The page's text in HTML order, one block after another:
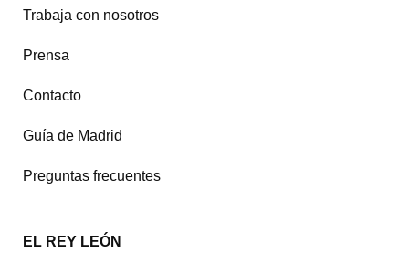
Trabaja con nosotros
Prensa
Contacto
Guía de Madrid
Preguntas frecuentes
EL REY LEÓN